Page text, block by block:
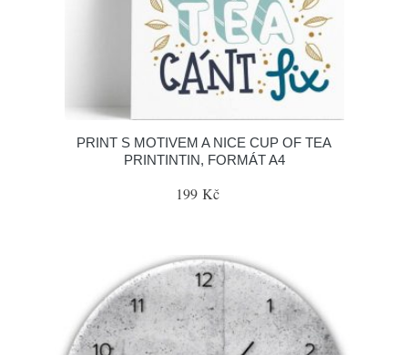
PRINT S MOTIVEM A NICE CUP OF TEA
PRINTINTIN, FORMÁT A4
199 Kč